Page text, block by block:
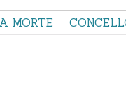
MORTE